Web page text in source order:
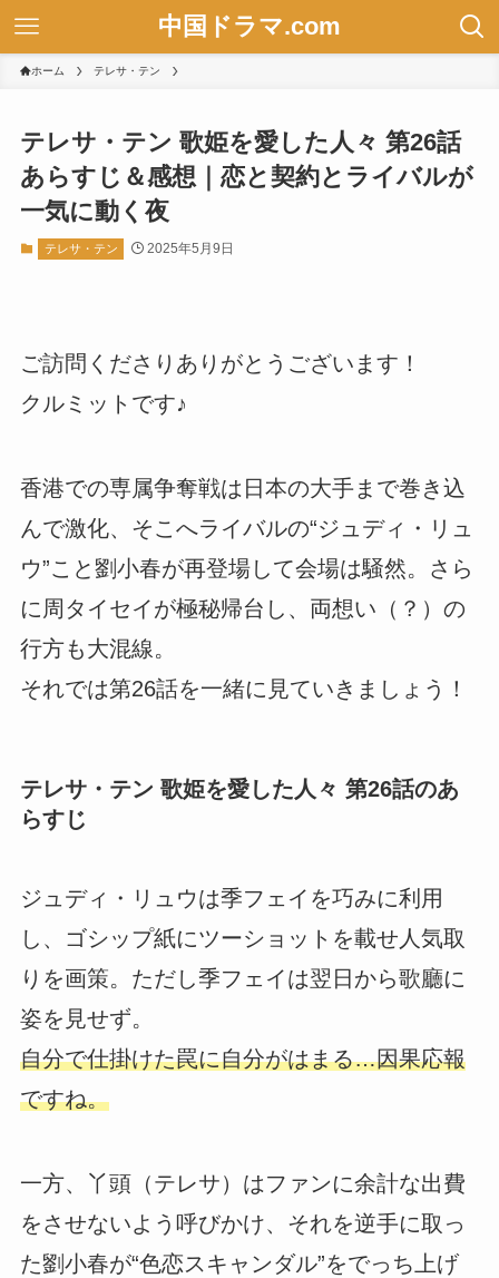
中国ドラマ.com
ホーム テレサ・テン
テレサ・テン 歌姫を愛した人々 第26話
あらすじ＆感想｜恋と契約とライバルが
一気に動く夜
テレサ・テン 2025年5月9日
ご訪問くださりありがとうございます！
クルミットです♪
香港での専属争奪戦は日本の大手まで巻き込
んで激化、そこへライバルの“ジュディ・リュ
ウ”こと劉小春が再登場して会場は騒然。さら
に周タイセイが極秘帰台し、両想い（？）の
行方も大混線。
それでは第26話を一緒に見ていきましょう！
テレサ・テン 歌姫を愛した人々 第26話のあ
らすじ
ジュディ・リュウは季フェイを巧みに利用
し、ゴシップ紙にツーショットを載せ人気取
りを画策。ただし季フェイは翌日から歌廳に
姿を見せず。
自分で仕掛けた罠に自分がはまる…因果応報
ですね。
一方、丫頭（テレサ）はファンに余計な出費
をさせないよう呼びかけ、それを逆手に取っ
た劉小春が“色恋スキャンダル”をでっち上げ